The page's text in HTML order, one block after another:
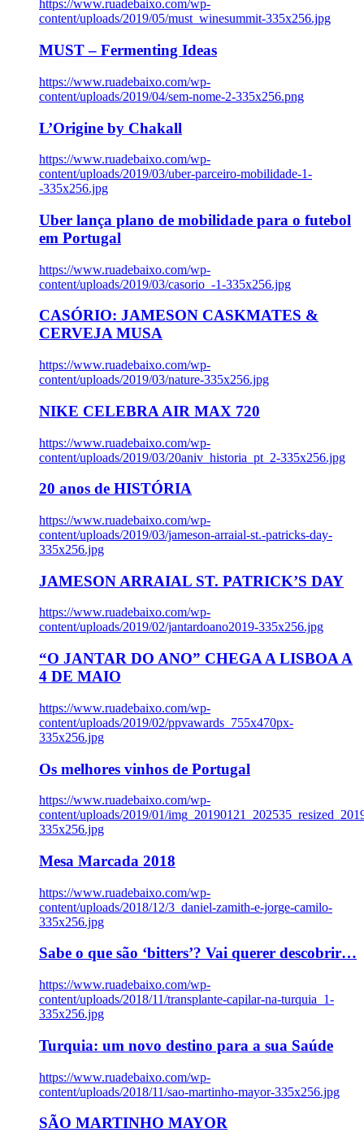
https://www.ruadebaixo.com/wp-
content/uploads/2019/05/must_winesummit-335x256.jpg
MUST – Fermenting Ideas
https://www.ruadebaixo.com/wp-
content/uploads/2019/04/sem-nome-2-335x256.png
L’Origine by Chakall
https://www.ruadebaixo.com/wp-
content/uploads/2019/03/uber-parceiro-mobilidade-1-
-335x256.jpg
Uber lança plano de mobilidade para o futebol
em Portugal
https://www.ruadebaixo.com/wp-
content/uploads/2019/03/casorio_-1-335x256.jpg
CASÓRIO: JAMESON CASKMATES &
CERVEJA MUSA
https://www.ruadebaixo.com/wp-
content/uploads/2019/03/nature-335x256.jpg
NIKE CELEBRA AIR MAX 720
https://www.ruadebaixo.com/wp-
content/uploads/2019/03/20aniv_historia_pt_2-335x256.jpg
20 anos de HISTÓRIA
https://www.ruadebaixo.com/wp-
content/uploads/2019/03/jameson-arraial-st.-patricks-day-
335x256.jpg
JAMESON ARRAIAL ST. PATRICK’S DAY
https://www.ruadebaixo.com/wp-
content/uploads/2019/02/jantardoano2019-335x256.jpg
“O JANTAR DO ANO” CHEGA A LISBOA A
4 DE MAIO
https://www.ruadebaixo.com/wp-
content/uploads/2019/02/ppvawards_755x470px-
335x256.jpg
Os melhores vinhos de Portugal
https://www.ruadebaixo.com/wp-
content/uploads/2019/01/
335x256.jpg
Mesa Marcada 2018
https://www.ruadebaixo.com/wp-
content/uploads/2018/12/3_daniel-zamith-e-jorge-camilo-
335x256.jpg
Sabe o que são ‘bitters’? Vai querer descobrir…
https://www.ruadebaixo.com/wp-
content/uploads/2018/11/transplante-capilar-na-turquia_1-
335x256.jpg
Turquia: um novo destino para a sua Saúde
https://www.ruadebaixo.com/wp-
content/uploads/2018/11/sao-martinho-mayor-335x256.jpg
SÃO MARTINHO MAYOR